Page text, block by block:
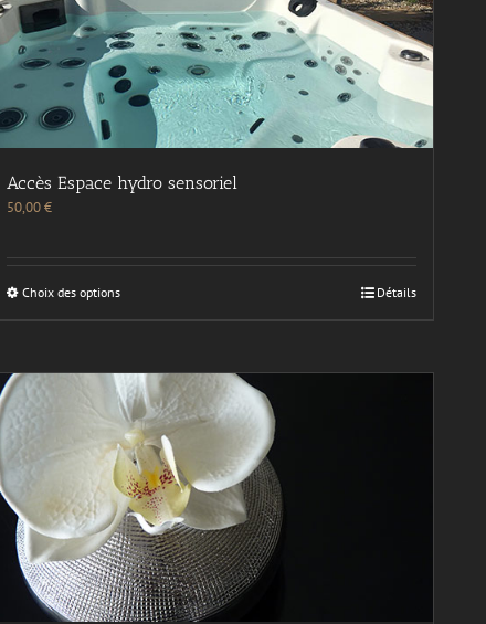
Accès Espace hydro sensoriel
50,00€
Choix des options Détails